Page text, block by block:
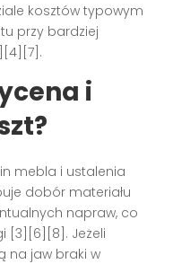
kosztów typowym
przy bardziej
i
mebla i ustalenia
dobór materiału
napraw, co
[3][6][8]. Jeżeli
na jaw braki w